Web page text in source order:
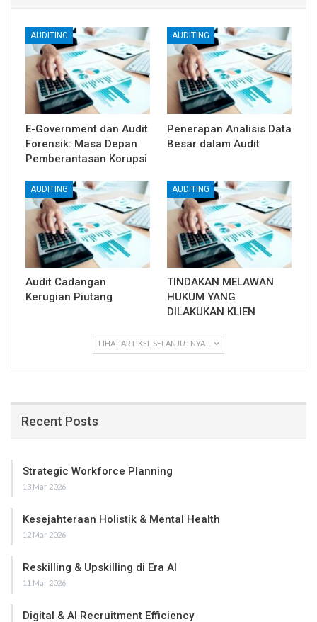
AUDITING
E-Government dan Audit
Forensik: Masa Depan
Pemberantasan Korupsi
AUDITING
Penerapan Analisis Data
Besar dalam Audit
AUDITING
Audit Cadangan
Kerugian Piutang
AUDITING
TINDAKAN MELAWAN
HUKUM YANG
DILAKUKAN KLIEN
LIHAT ARTIKEL SELANJUTNYA ...
Recent Posts
Strategic Workforce Planning
13 Mar 2026
Kesejahteraan Holistik & Mental Health
12 Mar 2026
Reskilling & Upskilling di Era AI
11 Mar 2026
Digital & AI Recruitment Efficiency